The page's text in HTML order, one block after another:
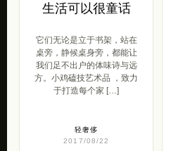
生活可以很童话
它们无论是立于书架，站在
桌旁，静候桌身旁，都能让
我们足不出户的体味诗与远
方。小鸡磕技艺术品 ，致力
于打造每个家 […]
轻奢侈
2017/08/22